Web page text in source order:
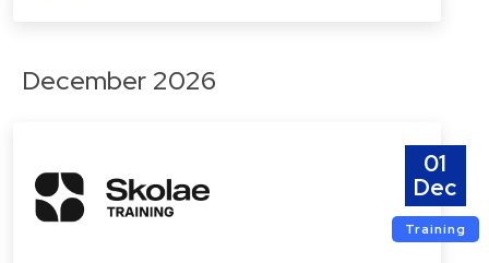
December 2026
01
Dec
Training